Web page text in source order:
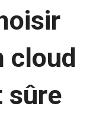
cloud
sûre